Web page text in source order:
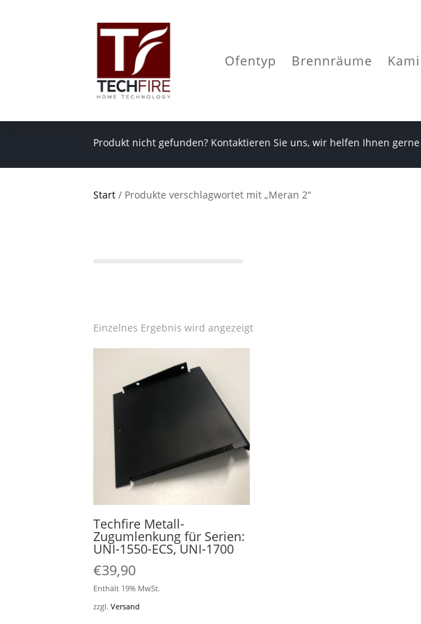
Ofentyp Brennräume
Produkt nicht gefunden? Kontaktieren Sie uns, wir helfen Ihnen
Start / Produkte verschlagwortet mit „Meran 2“
Einzelnes Ergebnis wird angezeigt
Techfire Metall-
Zugumlenkung für Serien:
UNI-1550-ECS, UNI-1700
€39,90
Enthält 19% MwSt.
zzgl.Versand